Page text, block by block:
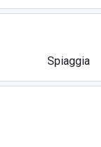
Spiaggia